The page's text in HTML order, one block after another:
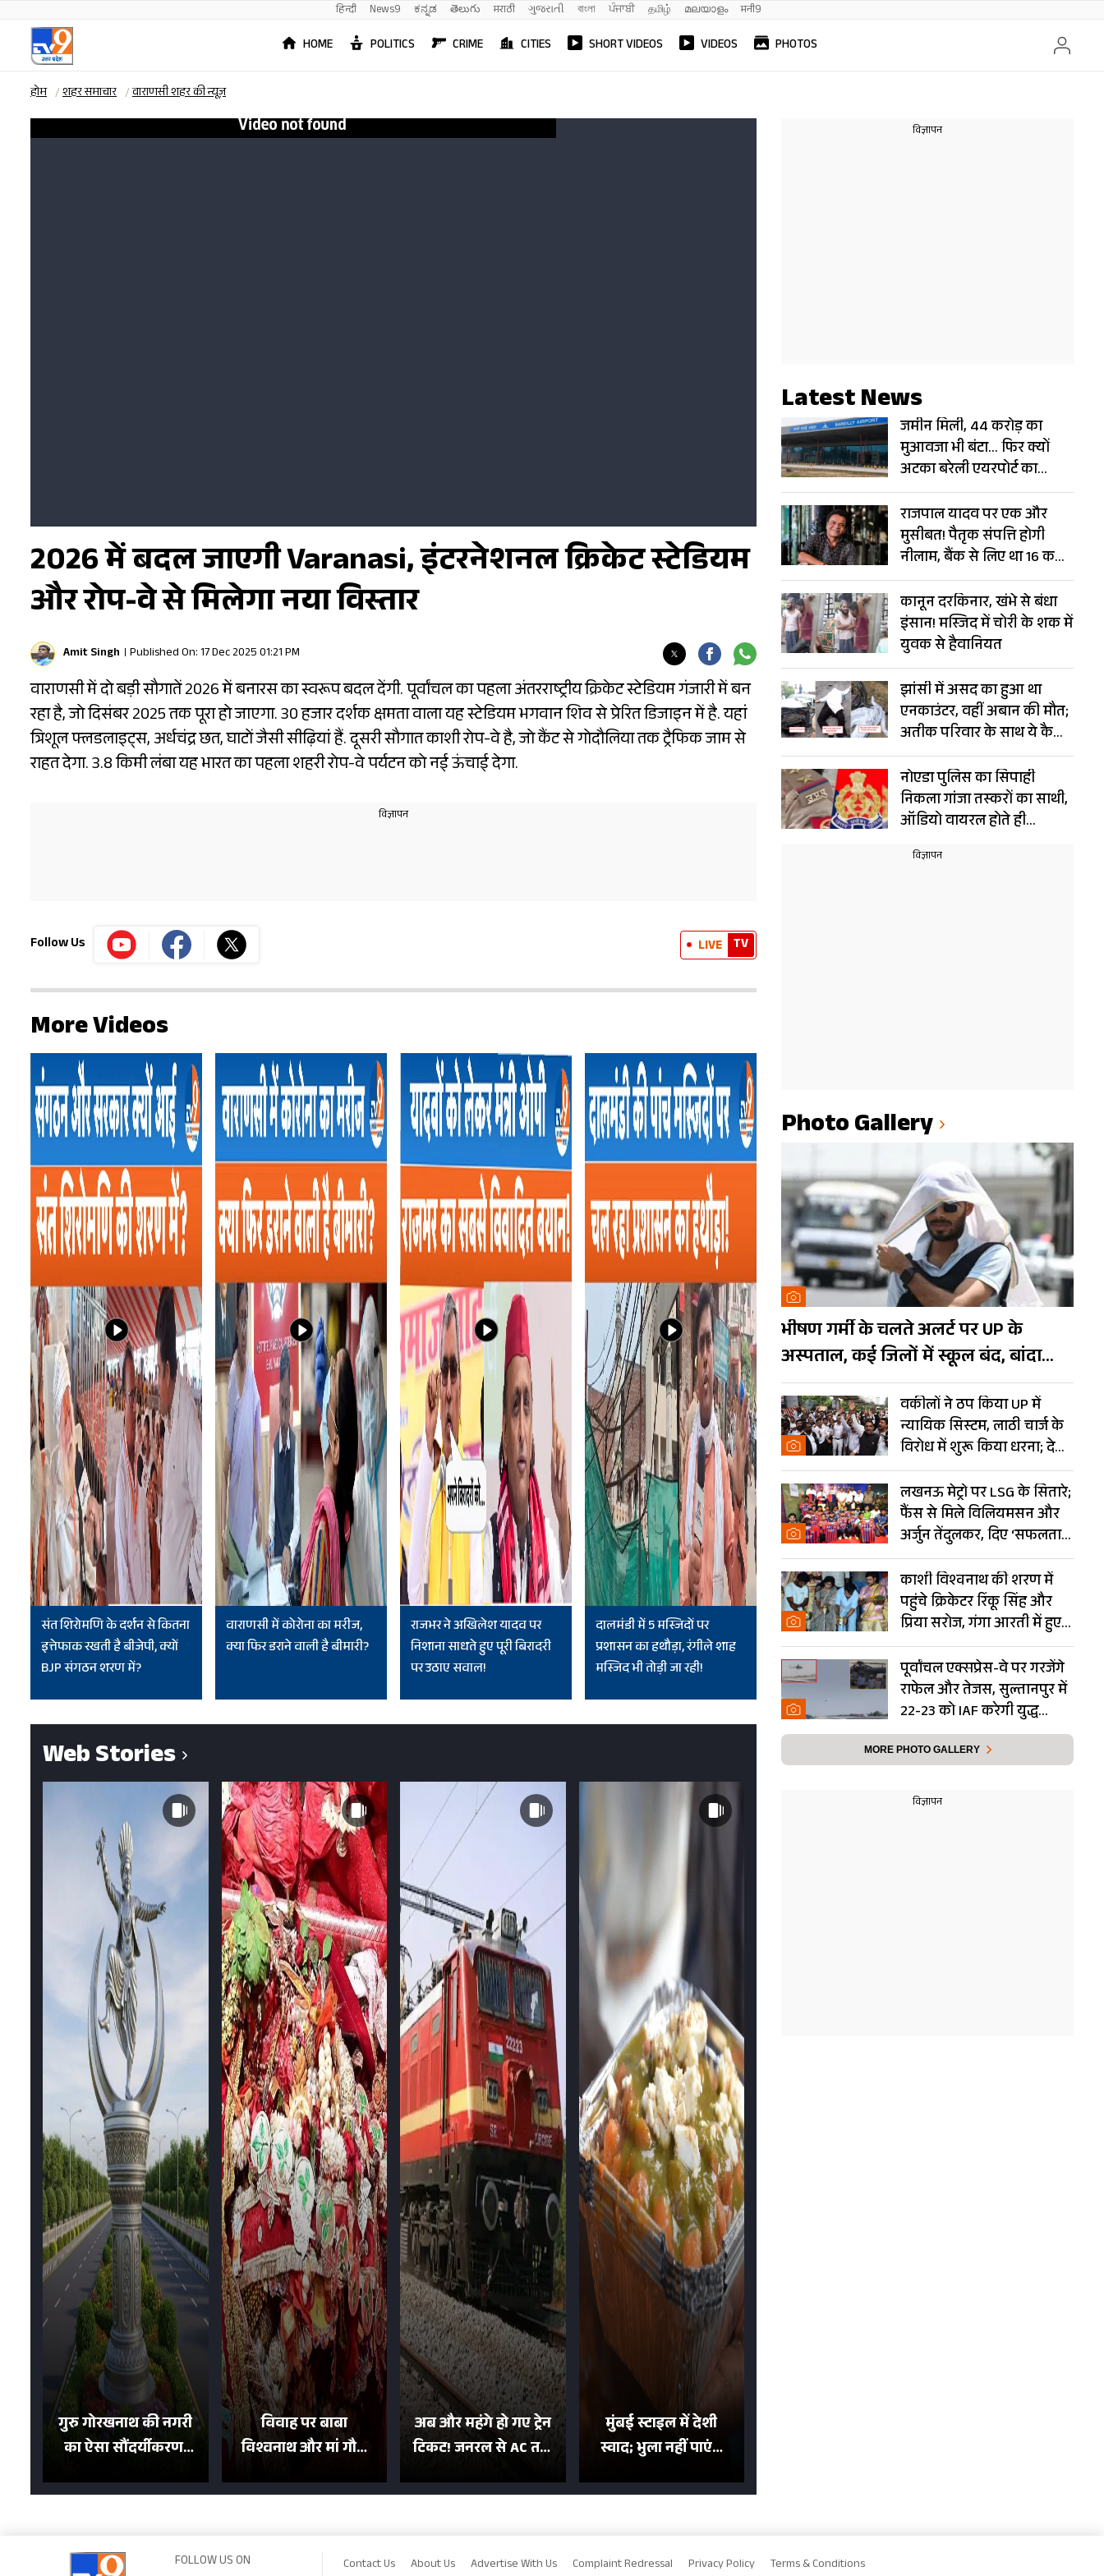
हिन्दी News9 ಕನ್ನಡ తెలుగు मराठी ગુજરાતી বাংলা ਪੰਜਾਬੀ தமிழ் മലയാളം मनी9
HOME POLITICS CRIME CITIES SHORT VIDEOS VIDEOS PHOTOS
होम शहर समाचार वाराणसी शहर की न्यूज़
2026 में बदल जाएगी Varanasi, इंटरनेशनल क्रिकेट स्टेडियम
और रोप-वे से मिलेगा नया विस्तार
Amit Singh Published On: 17 Dec 2025 01:21 PM
वाराणसी में दो बड़ी सौगातें 2026 में बनारस का स्वरूप बदल देंगी. पूर्वांचल का पहला अंतरराष्ट्रीय क्रिकेट स्टेडियम गंजारी में बन
रहा है, जो दिसंबर 2025 तक पूरा हो जाएगा. 30 हजार दर्शक क्षमता वाला यह स्टेडियम भगवान शिव से प्रेरित डिजाइन में है. यहां
त्रिशूल फ्लडलाइट्स, अर्धचंद्र छत, घाटों जैसी सीढ़ियां हैं. दूसरी सौगात काशी रोप-वे है, जो कैंट से गोदौलिया तक ट्रैफिक जाम से
राहत देगा. 3.8 किमी लंबा यह भारत का पहला शहरी रोप-वे पर्यटन को नई ऊंचाई देगा.
Follow Us LIVE TV
More Videos
संत शिरोमणि के दर्शन से कितना
इत्तेफाक रखती है बीजेपी, क्यों
BJP संगठन शरण में?
वाराणसी में कोरोना का मरीज,
क्या फिर डराने वाली है बीमारी?
राजभर ने अखिलेश यादव पर
निशाना साधते हुए पूरी बिरादरी
पर उठाए सवाल!
दालमंडी में 5 मस्जिदों पर
प्रशासन का हथौड़ा, रंगीले शाह
मस्जिद भी तोड़ी जा रही!
Web Stories
गुरु गोरखनाथ की नगरी
का ऐसा सौंदर्यीकरण!
सड़कें; देखें Photos
विवाह पर बाबा
विश्वनाथ और मां गौरा
न्योता, 500 भक्तों ने दिया
अब और महंगे हो गए ट्रेन
टिकट! जनरल से AC तक
की यात्रा हुई इतनी महंगी
मुंबई स्टाइल में देशी
स्वाद; भुला नहीं पाएंगे
टेस्ट
Latest News
जमीन मिली, 44 करोड़ का
मुआवजा भी बंटा… फिर क्यों
अटका बरेली एयरपोर्ट का
विस्तार?
राजपाल यादव पर एक और
मुसीबत! पैतृक संपत्ति होगी
नीलाम, बैंक से लिए था 16 करोड़
का लोन
कानून दरकिनार, खंभे से बंधा
इंसान! मस्जिद में चोरी के शक में
युवक से हैवानियत
झांसी में असद का हुआ था
एनकाउंटर, वहीं अबान की मौत;
अतीक परिवार के साथ ये कैसा
संयोग!
नोएडा पुलिस का सिपाही
निकला गांजा तस्करों का साथी,
ऑडियो वायरल होते ही
गिरफ्तार, नौकरी भी गई
Photo Gallery
भीषण गर्मी के चलते अलर्ट पर UP के
अस्पताल, कई जिलों में स्कूल बंद, बांदा
दुनिया का तीसरा सबसे गर्म शहर
वकीलों ने ठप किया UP में
न्यायिक सिस्टम, लाठी चार्ज के
विरोध में शुरू किया धरना; देखें
Photos
लखनऊ मेट्रो पर LSG के सितारे;
फैंस से मिले विलियमसन और
अर्जुन तेंदुलकर, दिए ‘सफलता
के मंत्र’- PHOTOS
काशी विश्वनाथ की शरण में
पहुंचे क्रिकेटर रिंकू सिंह और
प्रिया सरोज, गंगा आरती में हुए
शामिल- Photos
पूर्वांचल एक्सप्रेस-वे पर गरजेंगे
राफेल और तेजस, सुल्तानपुर में
22-23 को IAF करेगी युद्ध
अभ्यास
MORE PHOTO GALLERY
FOLLOW US ON Contact Us About Us Advertise With Us Complaint Redressal Privacy Policy Terms & Conditions